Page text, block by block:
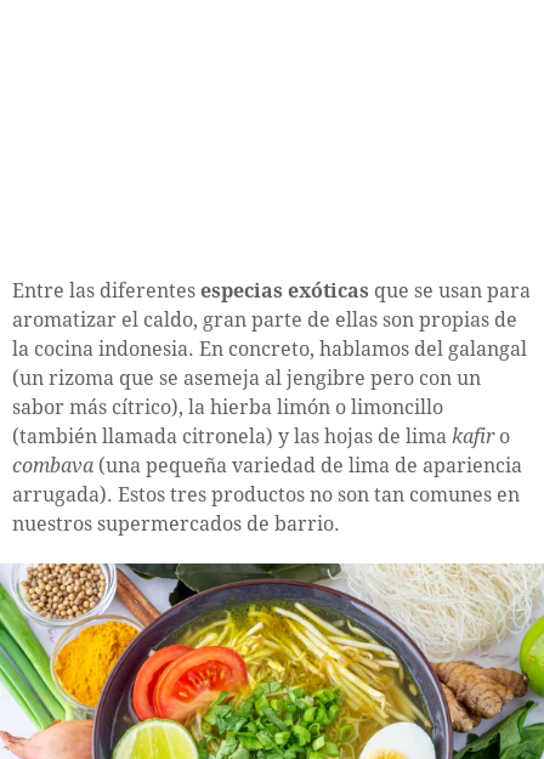
Entre las diferentes especias exóticas que se usan para
aromatizar el caldo, gran parte de ellas son propias de
la cocina indonesia. En concreto, hablamos del galangal
(un rizoma que se asemeja al jengibre pero con un
sabor más cítrico), la hierba limón o limoncillo
(también llamada citronela) y las hojas de lima kafiro
combava (una pequeña variedad de lima de apariencia
arrugada). Estos tres productos no son tan comunes en
nuestros supermercados de barrio.